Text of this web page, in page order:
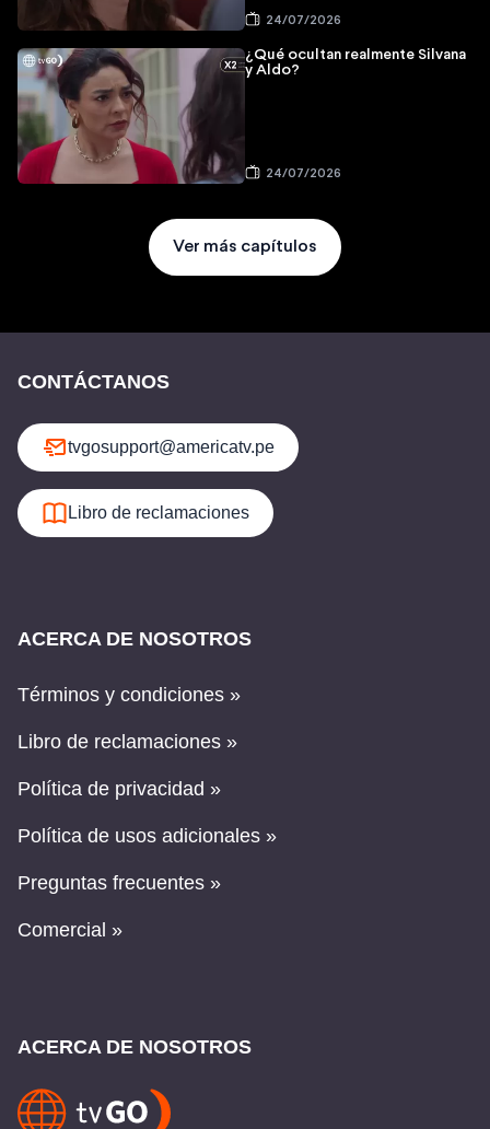
24/07/2026
¿Qué ocultan realmente Silvana
y Aldo?
24/07/2026
Ver más capítulos
CONTÁCTANOS
tvgosupport@americatv.pe
Libro de reclamaciones
ACERCA DE NOSOTROS
Términos y condiciones »
Libro de reclamaciones »
Política de privacidad »
Política de usos adicionales »
Preguntas frecuentes »
Comercial »
ACERCA DE NOSOTROS